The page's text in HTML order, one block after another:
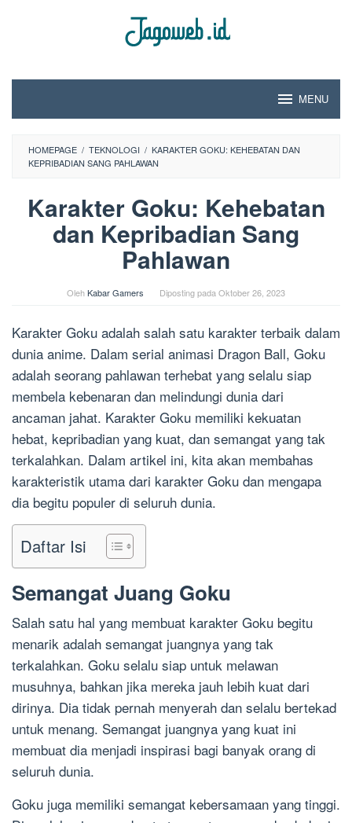
MENU
HOMEPAGE / TEKNOLOGI / KARAKTER GOKU: KEHEBATAN DAN
KEPRIBADIAN SANG PAHLAWAN
Karakter Goku: Kehebatan
dan Kepribadian Sang
Pahlawan
OlehKabar Gamers Diposting pada Oktober 26, 2023
Karakter Goku adalah salah satu karakter terbaik dalam
dunia anime. Dalam serial animasi Dragon Ball, Goku
adalah seorang pahlawan terhebat yang selalu siap
membela kebenaran dan melindungi dunia dari
ancaman jahat. Karakter Goku memiliki kekuatan
hebat, kepribadian yang kuat, dan semangat yang tak
terkalahkan. Dalam artikel ini, kita akan membahas
karakteristik utama dari karakter Goku dan mengapa
dia begitu populer di seluruh dunia.
Daftar Isi
Semangat Juang Goku
Salah satu hal yang membuat karakter Goku begitu
menarik adalah semangat juangnya yang tak
terkalahkan. Goku selalu siap untuk melawan
musuhnya, bahkan jika mereka jauh lebih kuat dari
dirinya. Dia tidak pernah menyerah dan selalu bertekad
untuk menang. Semangat juangnya yang kuat ini
membuat dia menjadi inspirasi bagi banyak orang di
seluruh dunia.
Goku juga memiliki semangat kebersamaan yang tinggi.